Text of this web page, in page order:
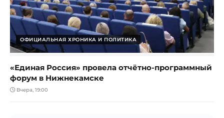
ОФИЦИАЛЬНАЯ ХРОНИКА И ПОЛИТИКА
«Единая Россия» провела отчётно-программный
форум в Нижнекамске
Вчера, 19:00